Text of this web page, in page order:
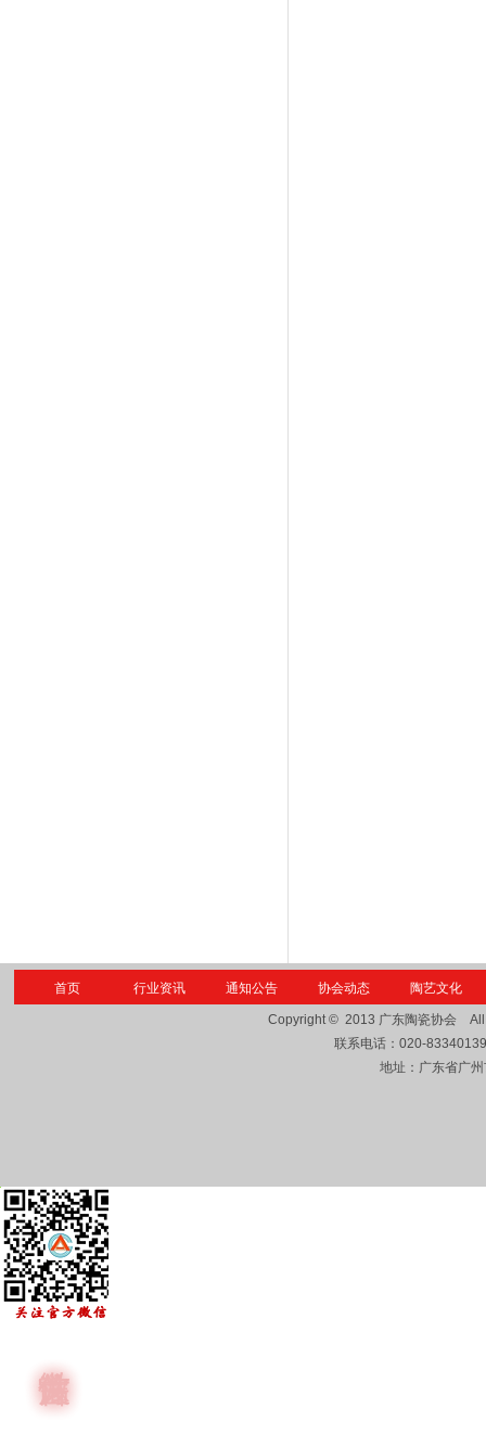
首页 行业资讯 通知公告 协会动态 陶艺文化
Copyright © 2013 广东陶瓷协会
联系电话： 020-
地址：广东省广